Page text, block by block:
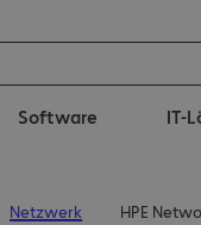
Software IT-
Netzwerk HPE